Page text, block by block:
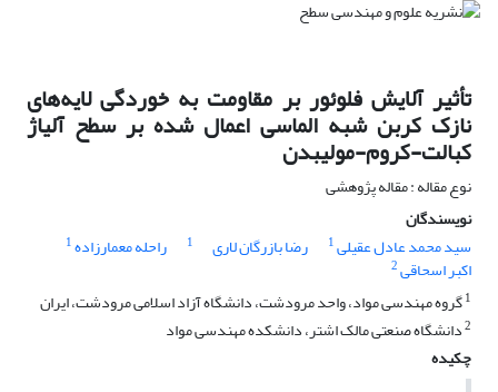
تأثیر آلایش فلوئور بر مقاومت به خوردگی لایه‌های
نازک کربن شبه الماسی اعمال شده بر سطح آلیاژ
کبالت-کروم-مولیبدن
نوع مقاله : مقاله پژوهشی
نویسندگان
سید محمد عادل عقیلی1 رضا بازرگان لاری 1 راحله معمارزاده1
اکبر اسحاقی2
1گروه مهندسی مواد، واحد مرودشت، دانشگاه آزاد اسلامی مرودشت، ایران
2دانشگاه صنعتی مالک اشتر، دانشکده مهندسی مواد
چکیده